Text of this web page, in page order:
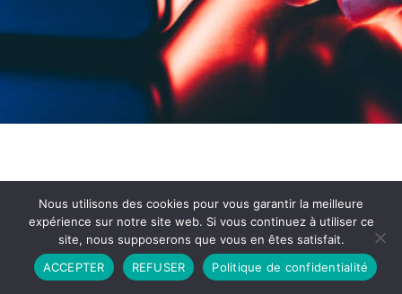
Partenariat Contact
Politique de Confidentialité
CGU
Copyright © 2026 - Propulsé par DIEUDUDIABLE
Nous utilisons des cookies pour vous garantir la meilleure
expérience sur notre site web. Si vous continuez à utiliser ce
site, nous supposerons que vous en êtes satisfait.
ACCEPTER
REFUSER Politique de confidentialité